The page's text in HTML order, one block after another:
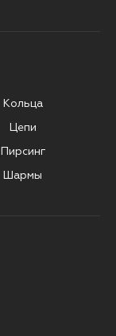
Кольца
Цепи
Пирсинг
Шармы